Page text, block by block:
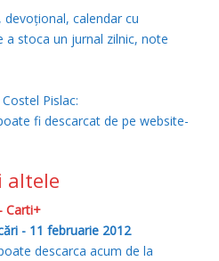
calendar cu
stoca un jurnal zilnic, note
Pislac:
fi descarcat de pe website-
altele
Carti+
- 11 februarie 2012
descarca acum de la